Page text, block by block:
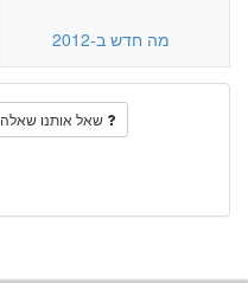
מה חדש ב-2012
שאל אותנו שאלה